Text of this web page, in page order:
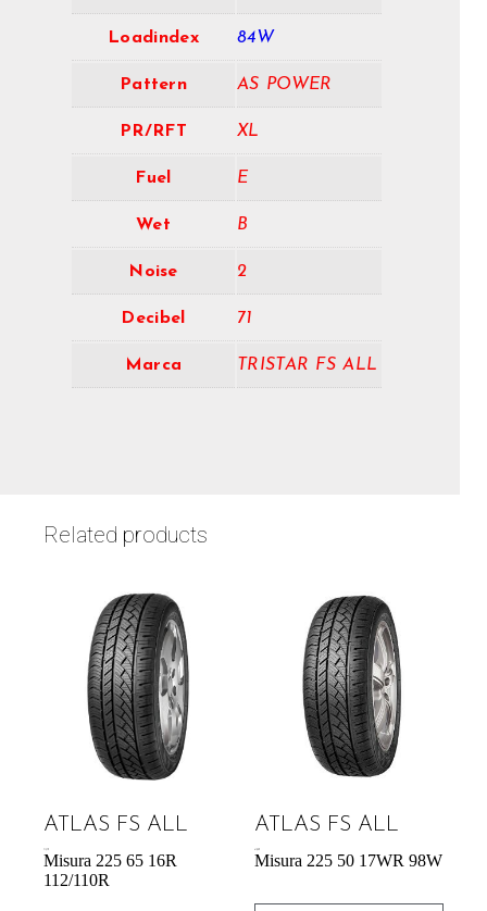
Loadindex 84W
Pattern AS POWER
PR/RFT XL
Fuel E
Wet B
Noise 2
Decibel 71
Marca TRISTAR FS ALL
Related products
ATLAS FS ALL
Misura 225 65 16R
112/110R
ATLAS FS ALL
Misura 225 50 17WR 98W